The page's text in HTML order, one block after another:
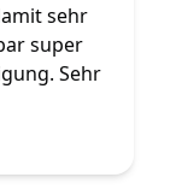
sehr
super
Sehr